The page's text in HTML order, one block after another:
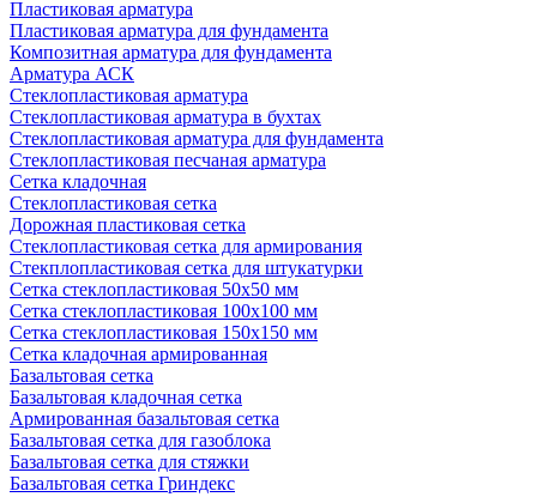
Пластиковая арматура
Пластиковая арматура для фундамента
Композитная арматура для фундамента
Арматура АСК
Cтеклопластиковая арматура
Стеклопластиковая арматура в бухтах
Стеклопластиковая арматура для фундамента
Стеклопластиковая песчаная арматура
Сетка кладочная
Стеклопластиковая сетка
Дорожная пластиковая сетка
Стеклопластиковая сетка для армирования
Стекплопластиковая сетка для штукатурки
Сетка стеклопластиковая 50x50 мм
Сетка стеклопластиковая 100x100 мм
Сетка стеклопластиковая 150x150 мм
Сетка кладочная армированная
Базальтовая сетка
Базальтовая кладочная сетка
Армированная базальтовая сетка
Базальтовая сетка для газоблока
Базальтовая сетка для стяжки
Базальтовая сетка Гриндекс